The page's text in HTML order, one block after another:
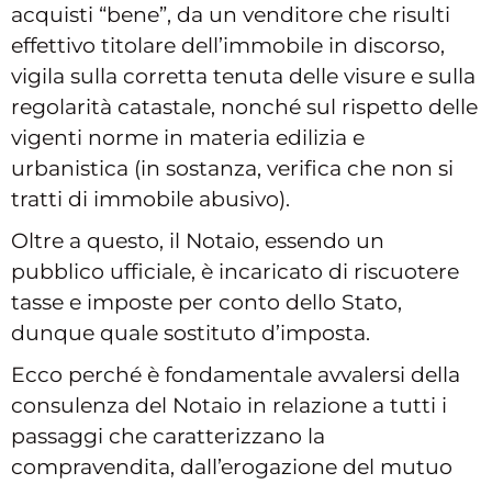
acquisti “bene”, da un venditore che risulti
effettivo titolare dell’immobile in discorso,
vigila sulla corretta tenuta delle visure e sulla
regolarità catastale, nonché sul rispetto delle
vigenti norme in materia edilizia e
urbanistica (in sostanza, verifica che non si
tratti di immobile abusivo).
Oltre a questo, il Notaio, essendo un
pubblico ufficiale, è incaricato di riscuotere
tasse e imposte per conto dello Stato,
dunque quale sostituto d’imposta.
Ecco perché è fondamentale avvalersi della
consulenza del Notaio in relazione a tutti i
passaggi che caratterizzano la
compravendita, dall’erogazione del mutuo